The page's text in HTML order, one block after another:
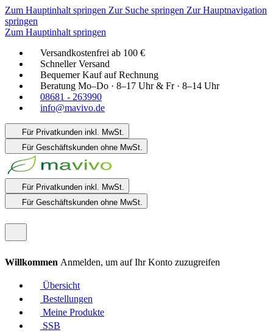
Zum Hauptinhalt springen Zur Suche springen Zur Hauptnavigation
springen
Zum Hauptinhalt springen
Versandkostenfrei ab 100 €
Schneller Versand
Bequemer Kauf auf Rechnung
Beratung Mo–Do · 8–17 Uhr & Fr · 8–14 Uhr
08681 - 263990
info@mavivo.de
Für Privatkunden inkl. MwSt.
Für Geschäftskunden ohne MwSt.
Für Privatkunden inkl. MwSt.
Für Geschäftskunden ohne MwSt.
Willkommen Anmelden, um auf Ihr Konto zuzugreifen
Übersicht
Bestellungen
Meine Produkte
SSB